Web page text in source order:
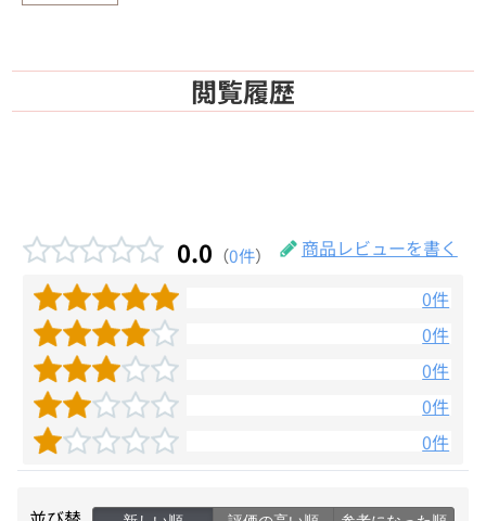
栗甘露煮、還元水あめ、乳等を主要原料とする食品/加工でん粉、グリシン、乳化
剤、膨張剤、増粘多糖類、香料、酸味料、着色料（クチナシ、V.B2、カロテン）、
ホエイソルト、（一部に小麦・卵・乳成分・大豆を含む）
ンドプードル、水飴、食用乳化油脂、オリゴ糖はちみつ、紅茶/乳化剤、膨張剤、
香料、ｐH調整剤、増粘剤（キサンタンガム）、着色料（カロテン）、（一部に小
麦・卵・乳成分・大豆・アーモンドを含む）
ポム・ママン：りんごプレザーブ（国内製造）、小麦粉、マーガリン、フラワーペ
ースト、全卵、砂糖、りんごソース、洋酒、食塩、桂皮末、本みりん/ゲル化剤
（加工でん粉）、加工でん粉、乳化剤、酸味料、香料、着色料（ベニバナ黄、カロ
テン）、（一部に小麦・卵・乳成分・大豆・りんごを含む）
閲覧履歴
0.0 （0件）
商品レビューを書く
0件
0件
0件
0件
0件